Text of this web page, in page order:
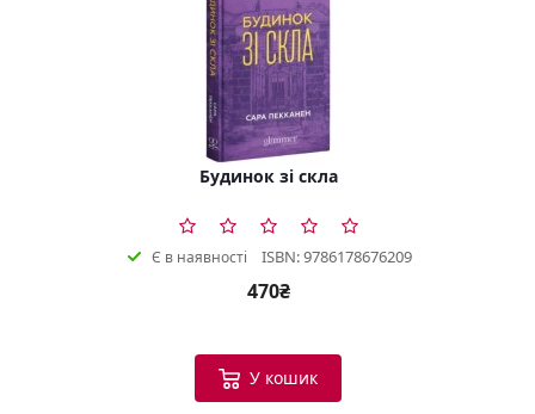
Будинок зі скла
Є в наявності ISBN: 9786178676209
470₴
У кошик